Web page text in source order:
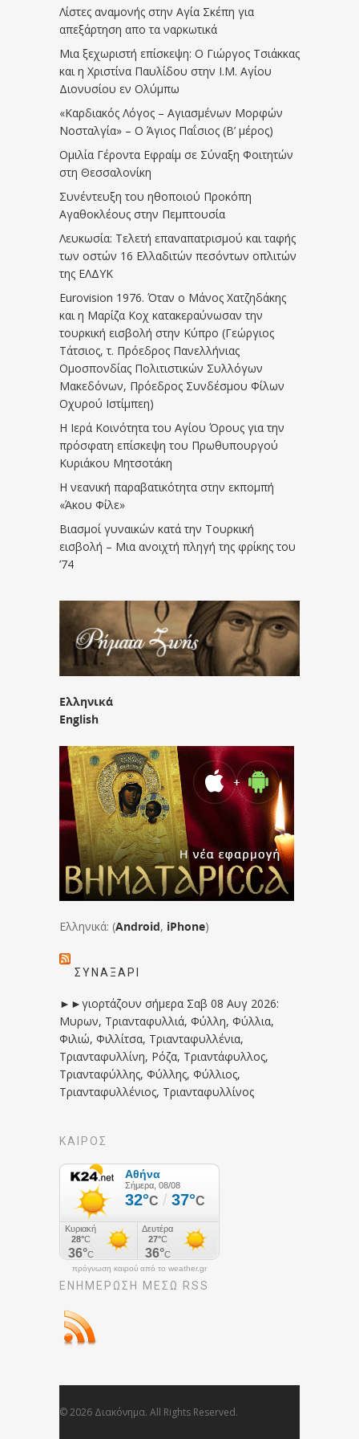
Λίστες αναμονής στην Αγία Σκέπη για
απεξάρτηση απο τα ναρκωτικά
Μια ξεχωριστή επίσκεψη: Ο Γιώργος Τσιάκκας
και η Χριστίνα Παυλίδου στην Ι.Μ. Αγίου
Διονυσίου εν Ολύμπω
«Καρδιακός Λόγος – Αγιασμένων Μορφών
Νοσταλγία» – Ο Άγιος Παΐσιος (Β’ μέρος)
Ομιλία Γέροντα Εφραίμ σε Σύναξη Φοιτητών
στη Θεσσαλονίκη
Συνέντευξη του ηθοποιού Προκόπη
Αγαθοκλέους στην Πεμπτουσία
Λευκωσία: Τελετή επαναπατρισμού και ταφής
των οστών 16 Ελλαδιτών πεσόντων οπλιτών
της ΕΛΔΥΚ
Eurovision 1976. Όταν ο Μάνος Χατζηδάκης
και η Μαρίζα Κοχ κατακεραύνωσαν την
τουρκική εισβολή στην Κύπρο (Γεώργιος
Τάτσιος, τ. Πρόεδρος Πανελλήνιας
Ομοσπονδίας Πολιτιστικών Συλλόγων
Μακεδόνων, Πρόεδρος Συνδέσμου Φίλων
Οχυρού Ιστίμπεη)
Η Ιερά Κοινότητα του Αγίου Όρους για την
πρόσφατη επίσκεψη του Πρωθυπουργού
Κυριάκου Μητσοτάκη
Η νεανική παραβατικότητα στην εκπομπή
«Άκου Φίλε»
Βιασμοί γυναικών κατά την Τουρκική
εισβολή – Μια ανοιχτή πληγή της φρίκης του
’74
Ελληνικά
English
Ελληνικά: (Android, iPhone)
ΣΥΝΑΞΆΡΙ
►►γιορτάζουν σήμερα Σαβ 08 Αυγ 2026:
Μυρων, Τριανταφυλλιά, Φύλλη, Φύλλια,
Φιλιώ, Φιλλίτσα, Τριανταφυλλένια,
Τριανταφυλλίνη, Ρόζα, Τριαντάφυλλος,
Τριανταφύλλης, Φύλλης, Φύλλιος,
Τριανταφυλλένιος, Τριανταφυλλίνος
ΚΑΙΡΟΣ
πρόγνωση καιρού από το weather.gr
ΕΝΗΜΈΡΩΣΉ ΜΕΣΩ RSS
© 2026 Διακόνημα. All Rights Reserved.